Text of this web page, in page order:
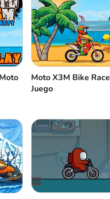
Moto X3M Bike Race
Juego